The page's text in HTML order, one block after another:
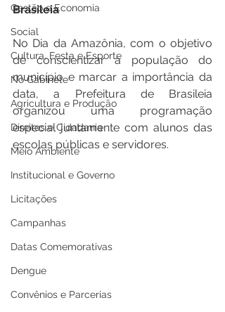
Gestão e Economia
Social
Cultura, Festa e Esporte
No Gabinete
Agricultura e Produção
Direitos e Cidadania
Meio Ambiente
Institucional e Governo
Licitações
Campanhas
Datas Comemorativas
Dengue
Convênios e Parcerias
Brasileia
No Dia da Amazônia, com o objetivo
de conscientizar a população do
município e marcar a importância da
data, a Prefeitura de Brasileia
organizou uma programação
especial juntamente com alunos das
escolas públicas e servidores.